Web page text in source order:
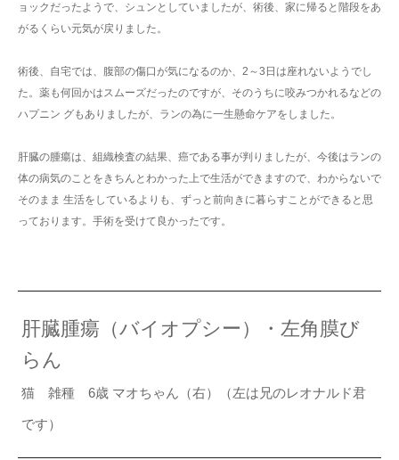
ョックだったようで、シュンとしていましたが、術後、家に帰ると階段をあ
がるくらい元気が戻りました。
術後、自宅では、腹部の傷口が気になるのか、2～3日は座れないようでし
た。薬も何回かはスムーズだったのですが、そのうちに咬みつかれるなどの
ハプニン グもありましたが、ランの為に一生懸命ケアをしました。
肝臓の腫瘍は、組織検査の結果、癌である事が判りましたが、今後はランの
体の病気のことをきちんとわかった上で生活ができますので、わからないで
そのまま 生活をしているよりも、ずっと前向きに暮らすことができると思
っております。手術を受けて良かったです。
肝臓腫瘍（バイオプシー）・左角膜び
らん
猫 雑種 6歳 マオちゃん（右）（左は兄のレオナルド君
です）